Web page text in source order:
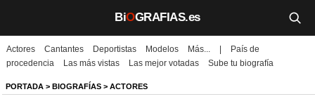
BiOGRAFIAS.es
Biografías
Películas
Actores Cantantes Deportistas Modelos Más...
País de
procedencia
Las más vistas Las mejor votadas Sube tu biografía
PORTADA > BIOGRAFÍAS > ACTORES